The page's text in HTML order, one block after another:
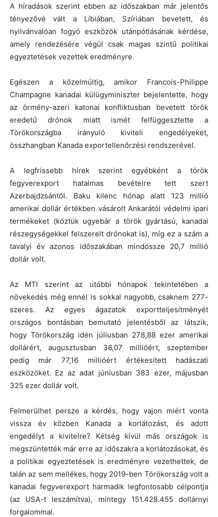
A híradások szerint ebben az időszakban már jelentős
tényezővé vált a Líbiában, Szíriában bevetett, és
nyilvánvalóan fogyó eszközök utánpótlásának kérdése,
amely rendezésére végül csak magas szintű politikai
egyeztetések vezettek eredményre.
Egészen a közelmúltig, amikor Francois-Philippe
Champagne kanadai külügyminiszter bejelentette, hogy
az örmény-azeri katonai konfliktusban bevetett török
eredetű drónok miatt ismét felfüggesztette a
Törökországba irányuló kiviteli engedélyeket,
összhangban Kanada exportellenőrzési rendszerével.
A legfrissebb hírek szerint egyébként a török
fegyverexport hatalmas bevételre tett szert
Azerbajdzsántól. Baku kilenc hónap alatt 123 millió
amerikai dollár értékben vásárolt Ankarától védelmi ipari
termékeket (köztük ugyebár a török gyártású, kanadai
részegységekkel felszerelt drónokat is), míg ez a szám a
tavalyi év azonos időszakában mindössze 20,7 millió
dollár volt.
Az MTI szerint az utóbbi hónapok tekintetében a
növekedés még ennél is sokkal nagyobb, csaknem 277-
szeres. Az egyes ágazatok exportteljesítményét
országos bontásban bemutató jelentésből az látszik,
hogy Törökország idén júliusban 278,88 ezer amerikai
dollárért, augusztusban 36,07 millióért, szeptember
pedig már 77,16 millióért értékesített hadászati
eszközöket. Ez az adat júniusban 383 ezer, májusban
325 ezer dollár volt.
Felmerülhet persze a kérdés, hogy vajon miért vonta
vissza év közben Kanada a korlátozást, és adott
engedélyt a kivitelre? Kétség kívül más országok is
megszüntették már erre az időszakra a korlátozásokat, és
a politikai egyeztetések is eredményre vezethettek, de
talán az sem mellékes, hogy 2019-ben Törökország volt a
kanadai fegyverexport harmadik legfontosabb célpontja
(az USA-t leszámítva), mintegy 151.428.455 dollárnyi
forgalommal.